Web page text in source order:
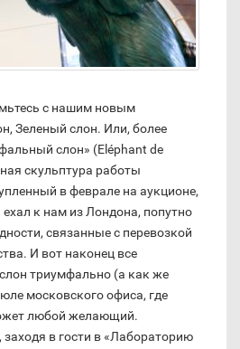
с нашим новым
Зеленый слон. Или, более
слон» (Eléphant de
скульптура работы
в феврале на аукционе,
к нам из Лондона, попутно
связанные с перевозкой
И вот наконец все
триумфально (а как же
московского офиса, где
любой желающий.
заходя в гости в «Лабораторию